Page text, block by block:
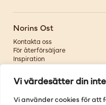
Vi värdesätter din
Vi använder cookies för
Norins Ost
Kontakta oss
För återförsäljare
Inspiration
Om oss
Följ oss